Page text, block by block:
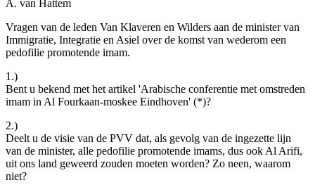
A. van Hattem
Vragen van de leden Van Klaveren en Wilders aan de minister van
Immigratie, Integratie en Asiel over de komst van wederom een
pedofilie promotende imam.
1.)
Bent u bekend met het artikel 'Arabische conferentie met omstreden
imam in Al Fourkaan-moskee Eindhoven' (*)?
2.)
Deelt u de visie van de PVV dat, als gevolg van de ingezette lijn
van de minister, alle pedofilie promotende imams, dus ook Al Arifi,
uit ons land geweerd zouden moeten worden? Zo neen, waarom
niet?